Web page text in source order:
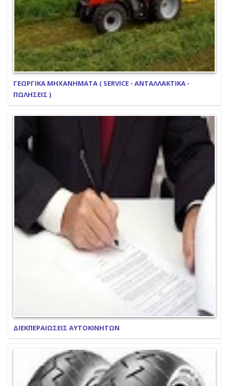
ΓΕΩΡΓΙΚΑ ΜΗΧΑΝΗΜΑΤΑ ( SERVICE - ΑΝΤΑΛΛΑΚΤΙΚΑ -
ΠΩΛΗΣΕΙΣ )
ΔΙΕΚΠΕΡΑΙΩΣΕΙΣ ΑΥΤΟΚΙΝΗΤΩΝ